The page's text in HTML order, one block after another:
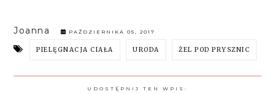
Joanna PAŹDZIERNIKA 05, 2017
PIELĘGNACJA CIAŁA URODA ŻEL POD PRYSZNIC
UDOSTĘPNIJ TEN WPIS: